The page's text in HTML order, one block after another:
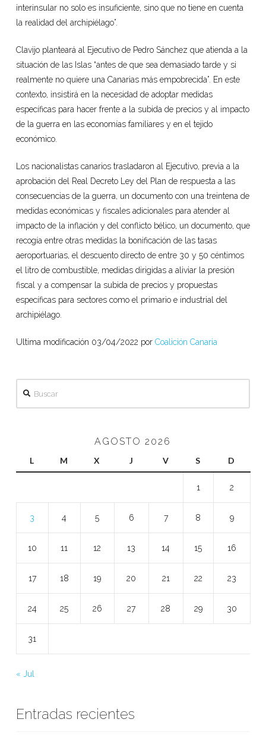
interinsular no solo es insuficiente, sino que no tiene en cuenta
la realidad del archipiélago”.
Clavijo planteará al Ejecutivo de Pedro Sánchez que atienda a la
situación de las Islas “antes de que sea demasiado tarde y si
realmente no quiere una Canarias más empobrecida”. En este
contexto, insistirá en la necesidad de adoptar medidas
específicas para hacer frente a la subida de precios y al impacto
de la guerra en las economías familiares y en el tejido
económico.
Los nacionalistas canarios trasladaron al Ejecutivo, previa a la
aprobación del Real Decreto Ley del Plan de respuesta a las
consecuencias de la guerra, un documento con una treintena de
medidas económicas y fiscales adicionales para atender al
impacto de la inflación y del conflicto bélico, un documento, que
recogía entre otras medidas la bonificación de las tasas
aeroportuarias, el descuento directo de entre 30 y 50 céntimos
el litro de combustible, medidas dirigidas a aliviar la presión
fiscal y a compensar la subida de precios y propuestas
específicas para sectores como el primario e industrial del
archipiélago.
Ultima modificación 03/04/2022 por Coalición Canaria
AGOSTO 2026
L M X J V S D
1 2
3 4 5 6 7 8 9
10 11 12 13 14 15 16
17 18 19 20 21 22 23
24 25 26 27 28 29 30
31
« Jul
Entradas recientes